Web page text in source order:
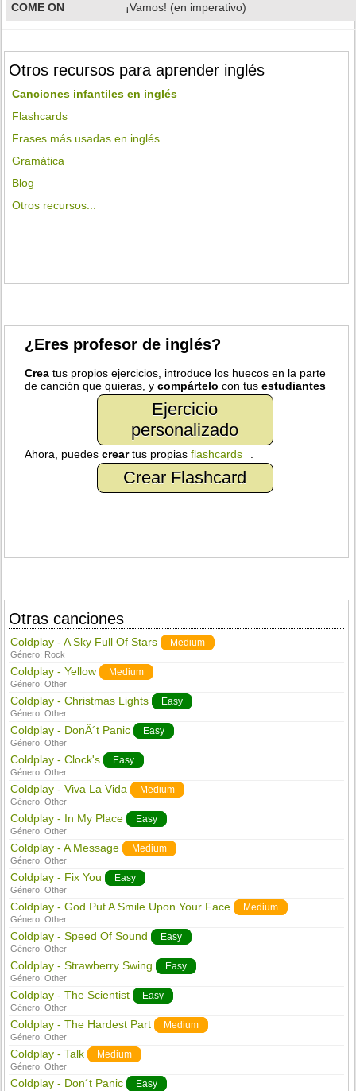
COME ON ¡Vamos! (en imperativo)
Otros recursos para aprender inglés
Canciones infantiles en inglés
Flashcards
Frases más usadas en inglés
Gramática
Blog
Otros recursos...
¿Eres profesor de inglés?
Crea tus propios ejercicios, introduce los huecos en la parte
de canción que quieras, ycompártelo con tusestudiantes
Ejercicio
personalizado
Ahora, puedescreartus propiasflashcards
Crear Flashcard
Otras canciones
Coldplay - A Sky Full Of Stars Medium
Género: Rock
Coldplay - Yellow Medium
Género:Other
Coldplay - Christmas Lights Easy
Género:Other
Coldplay - DonÂ´t Panic Easy
Género:Other
Coldplay - Clock's Easy
Género:Other
Coldplay - Viva La Vida Medium
Género:Other
Coldplay - In My Place Easy
Género:Other
Coldplay - A Message Medium
Género:Other
Coldplay - Fix You Easy
Género:Other
Coldplay - God Put A Smile Upon Your Face Medium
Género:Other
Coldplay - Speed Of Sound Easy
Género:Other
Coldplay - Strawberry Swing Easy
Género:Other
Coldplay - The Scientist Easy
Género:Other
Coldplay - The Hardest Part Medium
Género:Other
Coldplay - Talk Medium
Género:Other
Coldplay - Don´t Panic Easy